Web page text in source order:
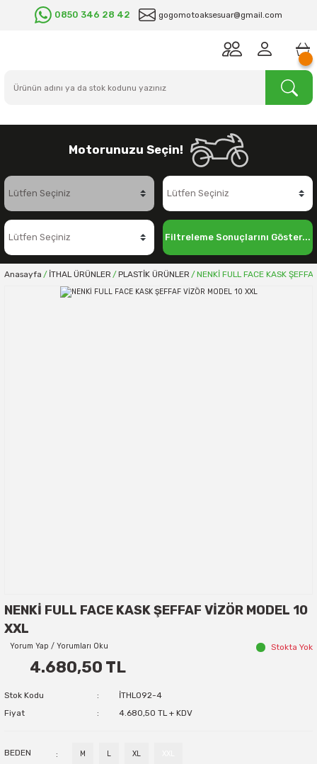
0850 346 28 42 gogomotoaksesuar@gmail.com
Motorunuzu Seçin!
Filtreleme Sonuçlarını Göster...
Anasayfa İTHAL ÜRÜNLER PLASTİK ÜRÜNLER NENKİ FULL FACE KASK
NENKİ FULL FACE KASK ŞEFFAF VİZÖR MODEL 10
XXL
Yorum Yap / Yorumları Oku Stokta Yok
4.680,50 TL
Stok Kodu
İTHL092-4
Fiyat
4.680,50 TL + KDV
BEDEN M L XL